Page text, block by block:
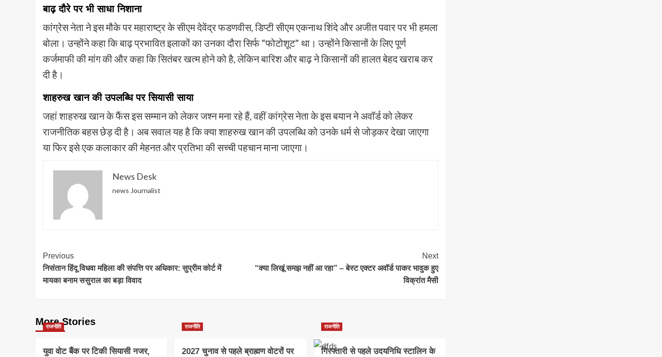
बाढ़ दौरे पर भी साधा निशाना
कांग्रेस नेता ने इस मौके पर महाराष्ट्र के सीएम देवेंद्र फडणवीस, डिप्टी सीएम एकनाथ शिंदे और अजीत पवार पर भी हमला
बोला। उन्होंने कहा कि बाढ़ प्रभावित इलाकों का उनका दौरा सिर्फ “फोटोशूट” था। उन्होंने किसानों के लिए पूर्ण
कर्जमाफी की मांग की और कहा कि सितंबर खत्म होने को है, लेकिन बारिश और बाढ़ ने किसानों की हालत बेहद खराब कर
दी है।
शाहरुख खान की उपलब्धि पर सियासी साया
जहां शाहरुख खान के फैंस इस सम्मान को लेकर जश्न मना रहे हैं, वहीं कांग्रेस नेता के इस बयान ने अवॉर्ड को लेकर
राजनीतिक बहस छेड़ दी है। अब सवाल यह है कि क्या शाहरुख खान की उपलब्धि को उनके धर्म से जोड़कर देखा जाएगा
या फिर इसे एक कलाकार की मेहनत और प्रतिभा की सच्ची पहचान माना जाएगा।
News Desk
news Journalist
Post
Navigation
Previous
निसंतान हिंदू विधवा महिला की संपत्ति पर अधिकार: सुप्रीम कोर्ट में
मायका बनाम ससुराल का बड़ा विवाद
Next
“क्या लिखूं समझ नहीं आ रहा” – बेस्ट एक्टर अवॉर्ड पाकर भावुक हुए
विक्रांत मैसी
More Stories
राजनीति
युवा वोट बैंक पर टिकी सियासी नजर,
राजनीति
2027 चुनाव से पहले ब्राह्मण वोटरों पर
राजनीति
गिरफ्तारी से पहले उदयनिधि स्टालिन के